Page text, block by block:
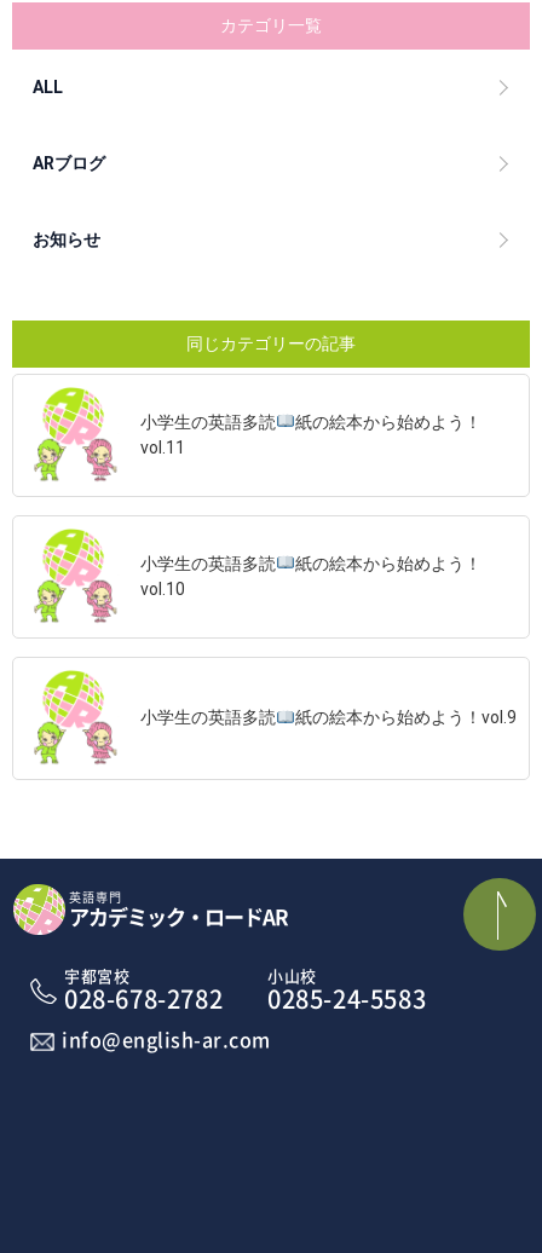
カテゴリ一覧
ALL
ARブログ
お知らせ
同じカテゴリーの記事
小学生の英語多読
紙の絵本から始めよう！
vol.11
小学生の英語多読
紙の絵本から始めよう！
vol.10
小学生の英語多読 紙の絵本から始めよう！vol.9
英語専門
アカデミック・ロードAR
宇都宮校
028-678-2782
小山校
0285-24-5583
info@english-ar.com